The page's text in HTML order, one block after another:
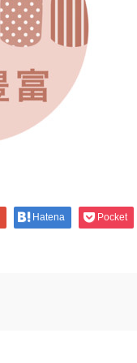
Hatena Pocket